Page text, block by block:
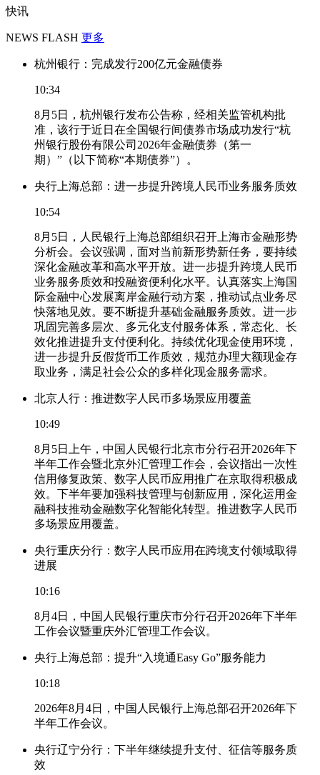
快讯
NEWS FLASH 更多
杭州银行：完成发行200亿元金融债券
10:34
8月5日，杭州银行发布公告称，经相关监管机构批
准，该行于近日在全国银行间债券市场成功发行“杭
州银行股份有限公司2026年金融债券（第一
期）”（以下简称“本期债券”）。
央行上海总部：进一步提升跨境人民币业务服务质效
10:54
8月5日，人民银行上海总部组织召开上海市金融形势
分析会。会议强调，面对当前新形势新任务，要持续
深化金融改革和高水平开放。进一步提升跨境人民币
业务服务质效和投融资便利化水平。认真落实上海国
际金融中心发展离岸金融行动方案，推动试点业务尽
快落地见效。要不断提升基础金融服务质效。进一步
巩固完善多层次、多元化支付服务体系，常态化、长
效化推进提升支付便利化。持续优化现金使用环境，
进一步提升反假货币工作质效，规范办理大额现金存
取业务，满足社会公众的多样化现金服务需求。
北京人行：推进数字人民币多场景应用覆盖
10:49
8月5日上午，中国人民银行北京市分行召开2026年下
半年工作会暨北京外汇管理工作会，会议指出一次性
信用修复政策、数字人民币应用推广在京取得积极成
效。下半年要加强科技管理与创新应用，深化运用金
融科技推动金融数字化智能化转型。推进数字人民币
多场景应用覆盖。
央行重庆分行：数字人民币应用在跨境支付领域取得
进展
10:16
8月4日，中国人民银行重庆市分行召开2026年下半年
工作会议暨重庆外汇管理工作会议。
央行上海总部：提升“入境通Easy Go”服务能力
10:18
2026年8月4日，中国人民银行上海总部召开2026年下
半年工作会议。
央行辽宁分行：下半年继续提升支付、征信等服务质
效